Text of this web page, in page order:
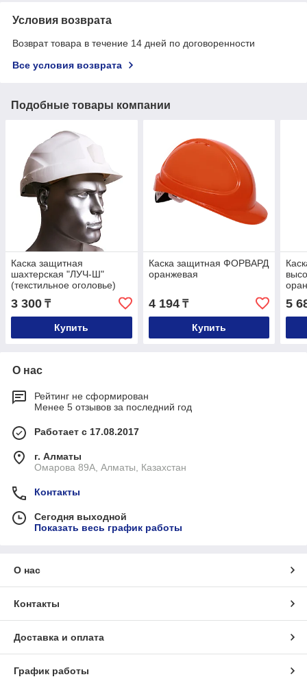
Условия возврата
Возврат товара в течение 14 дней по договоренности
Все условия возврата
Подобные товары компании
Каска защитная
шахтерская "ЛУЧ-Ш"
(текстильное оголовье)
3 300 ₸
Купить
Каска защитная ФОРВАРД
оранжевая
4 194₸
Купить
5
О нас
Рейтинг не сформирован
Менее 5 отзывов за последний год
Работает с 17.08.2017
г. Алматы
Омарова 89А, Алматы, Казахстан
Контакты
Сегодня выходной
Показать весь график работы
О нас
Контакты
Доставка и оплата
График работы